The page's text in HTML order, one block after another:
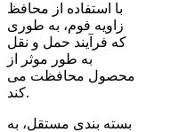
با استفاده از محافظ
زاویه فوم، به طوری
که فرآیند حمل و نقل
به طور موثر از
محصول محافظت می
کند.
بسته بندی مستقل، به